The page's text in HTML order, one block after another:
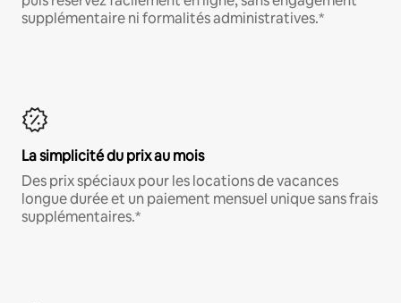
supplémentaire ni formalités administratives.*
La simplicité du prix au mois
Des prix spéciaux pour les locations de vacances
longue durée et un paiement mensuel unique sans frais
supplémentaires.*